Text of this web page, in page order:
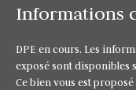
Informations
DPE en cours. Les
exposé sont disponibles
Ce bien vous est